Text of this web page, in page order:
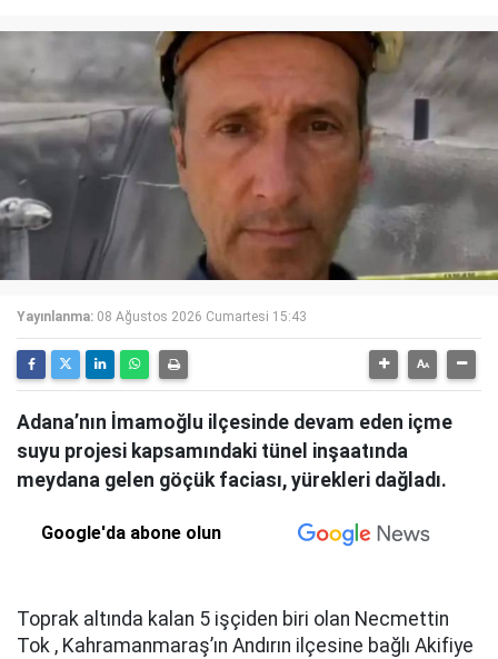
Yayınlanma: 08 Ağustos 2026 Cumartesi 15:43
Adana’nın İmamoğlu ilçesinde devam eden içme
suyu projesi kapsamındaki tünel inşaatında
meydana gelen göçük faciası, yürekleri dağladı.
Google'da abone olun
Toprak altında kalan 5 işçiden biri olan Necmettin
Tok , Kahramanmaraş’ın Andırın ilçesine bağlı Akifiye